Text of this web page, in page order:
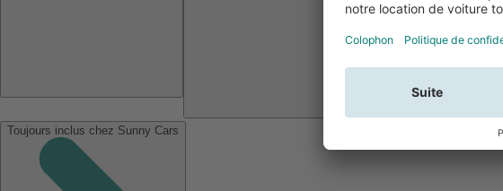
Toujours inclus chez Sunny Cars